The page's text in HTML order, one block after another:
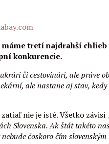
tretí najdrahší
konkurencie.
či cestovinári, ale
ale nastane aj stav,
nie je isté. Všetko
Slovenska. Ak štát takéto
čoskoro čím